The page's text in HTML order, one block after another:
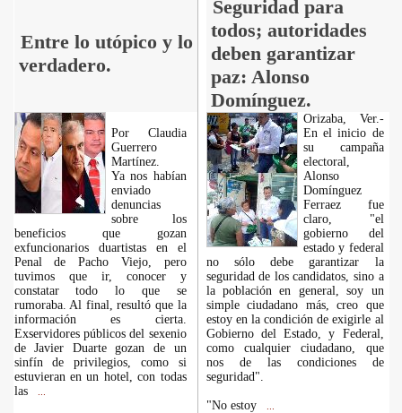
Entre lo utópico y lo
verdadero.
Seguridad para
todos; autoridades
deben garantizar
paz: Alonso
Domínguez.
Por Claudia
Guerrero
Martínez.
Ya nos habían
enviado
denuncias
sobre los
beneficios que gozan
exfuncionarios duartistas en el
Penal de Pacho Viejo, pero
tuvimos que ir, conocer y
constatar todo lo que se
rumoraba. Al final, resultó que la
información es cierta.
Exservidores públicos del sexenio
de Javier Duarte gozan de un
sinfín de privilegios, como si
estuvieran en un hotel, con todas
las
Orizaba, Ver.-
En el inicio de
su campaña
electoral,
Alonso
Domínguez
Ferraez fue
claro, "el
gobierno del
estado y federal
no sólo debe garantizar la
seguridad de los candidatos, sino a
la población en general, soy un
simple ciudadano más, creo que
estoy en la condición de exigirle al
Gobierno del Estado, y Federal,
como cualquier ciudadano, que
nos de las condiciones de
seguridad".
"No estoy